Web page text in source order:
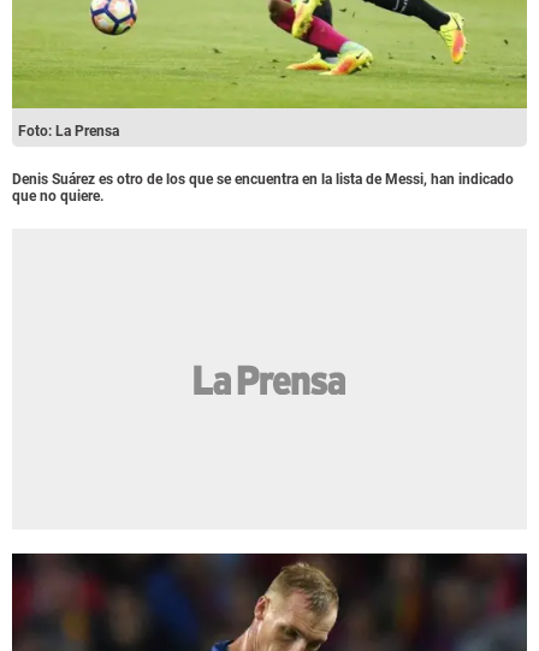
Foto: La Prensa
Denis Suárez es otro de los que se encuentra en la lista de Messi, han indicado
que no quiere.